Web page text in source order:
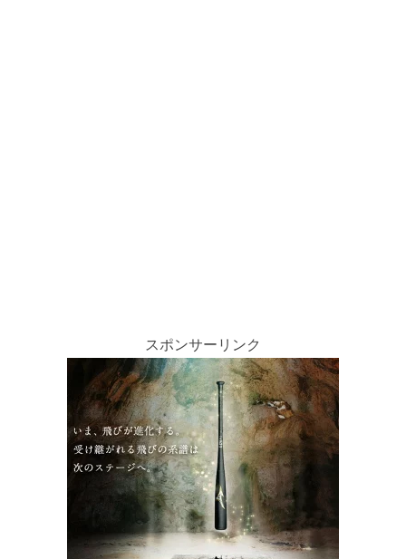
スポンサーリンク